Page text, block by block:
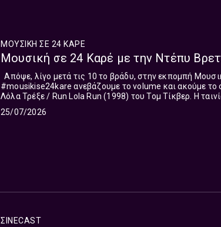
ΜΟΥΣΙΚΗ ΣΕ 24 ΚΑΡΕ
Μουσική σε 24 Καρέ με την Ντέπυ
Απόψε, λίγο μετά τις 10 το βράδυ, στην εκπομπή Μουσική σε 24 καρέ,
#mousikise24kare ανεβάζουμε το volume και ακούμε το
Λόλα Τρέξε / Run Lola Run (1998) του Τομ Τίκβερ. Η ταινία προβάλλεται σε επανέκδοση στα
25/07/2026
ΣΙΝΕCAST